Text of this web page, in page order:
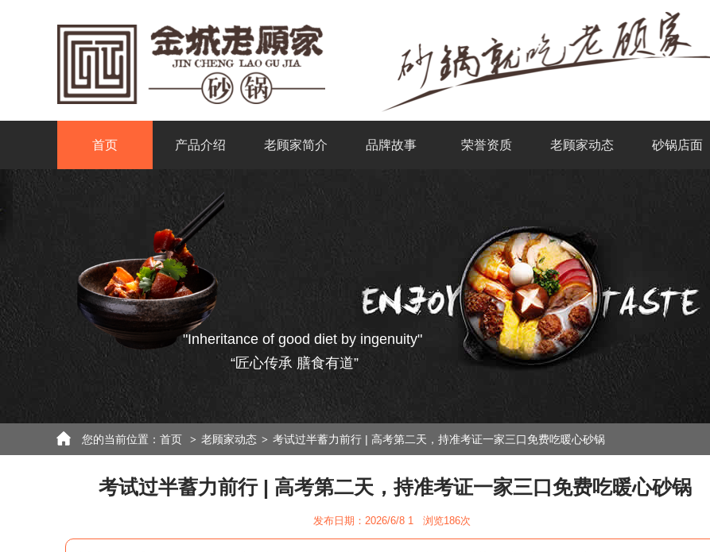
首页 产品介绍 老顾家简介 品牌故事 荣誉资质 老顾家动态 砂锅店面
"Inheritance of good diet by ingenuity"
“匠心传承 膳食有道”
您的当前位置： 首页 > 老顾家动态 > 考试过半蓄力前行 | 高考第二天，持准考证一家三口免费吃暖心砂锅
考试过半蓄力前行 | 高考第二天，持准考证一家三口免费吃暖心砂锅
发布日期：2026/6/8 1 浏览186次